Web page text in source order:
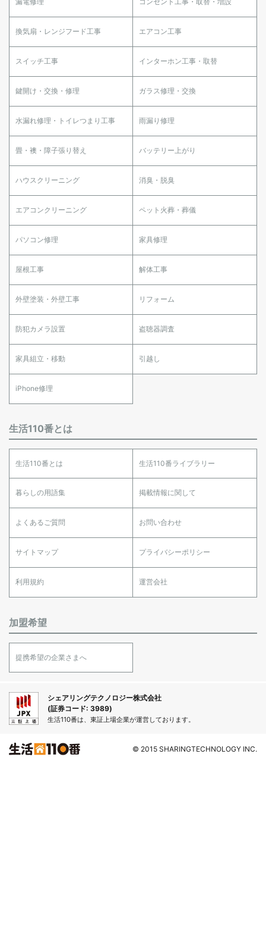
換気扇・レンジフード工事 エアコン工事
スイッチ工事 インターホン工事・取替
鍵開け・交換・修理 ガラス修理・交換
水漏れ修理・トイレつまり工事 雨漏り修理
畳・襖・障子張り替え バッテリー上がり
ハウスクリーニング 消臭・脱臭
エアコンクリーニング ペット火葬・葬儀
パソコン修理 家具修理
屋根工事 解体工事
外壁塗装・外壁工事 リフォーム
防犯カメラ設置 盗聴器調査
家具組立・移動 引越し
iPhone修理
生活110番とは
生活110番とは 生活110番ライブラリー
暮らしの用語集 掲載情報に関して
よくあるご質問 お問い合わせ
サイトマップ プライバシーポリシー
利用規約 運営会社
加盟希望
提携希望の企業さまへ
シェアリングテクノロジー株式会社
(証券コード: 3989)
生活110番は、東証上場企業が運営しております。
© 2015 SHARINGTECHNOLOGY INC.